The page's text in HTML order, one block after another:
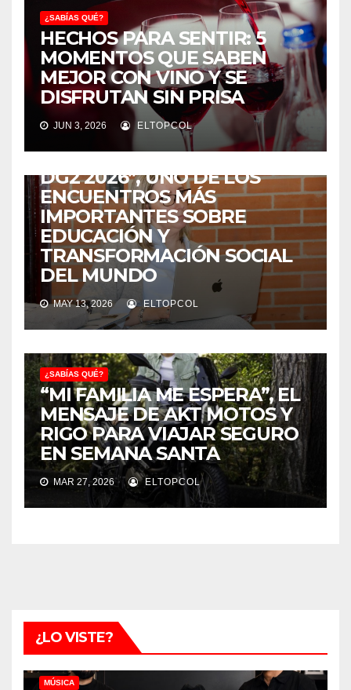
¿SABÍAS QUÉ?
HECHOS PARA SENTIR: 5
MOMENTOS QUE SABEN
MEJOR CON VINO Y SE
DISFRUTAN SIN PRISA
JUN 3, 2026 ELTOPCOL
COLOMBIA SERÁ LA SEDE DE
“LA ESCUELA DE VERANO
DG2 2026”, UNO DE LOS
ENCUENTROS MÁS
IMPORTANTES SOBRE
EDUCACIÓN Y
TRANSFORMACIÓN SOCIAL
DEL MUNDO
MAY 13, 2026 ELTOPCOL
¿SABÍAS QUÉ?
“MI FAMILIA ME ESPERA”, EL
MENSAJE DE AKT MOTOS Y
RIGO PARA VIAJAR SEGURO
EN SEMANA SANTA
MAR 27, 2026 ELTOPCOL
¿LO VISTE?
MÚSICA